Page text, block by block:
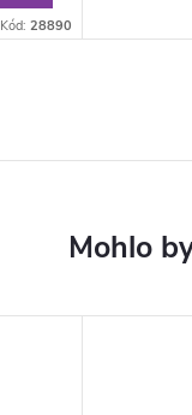
Kód: 28890